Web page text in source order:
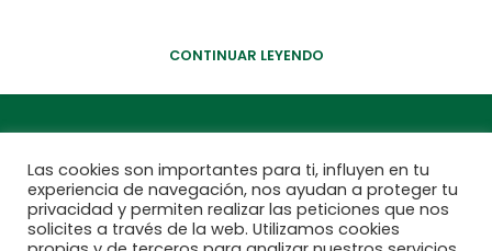
CONTINUAR LEYENDO
Las cookies son importantes para ti, influyen en tu
experiencia de navegación, nos ayudan a proteger tu
privacidad y permiten realizar las peticiones que nos
solicites a través de la web. Utilizamos cookies